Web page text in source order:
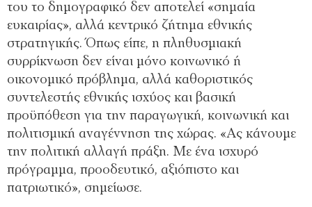
του το δημογραφικό δεν αποτελεί «σημαία
ευκαιρίας», αλλά κεντρικό ζήτημα εθνικής
στρατηγικής. Όπως είπε, η πληθυσμιακή
συρρίκνωση δεν είναι μόνο κοινωνικό ή
οικονομικό πρόβλημα, αλλά καθοριστικός
συντελεστής εθνικής ισχύος και βασική
προϋπόθεση για την παραγωγική, κοινωνική και
πολιτισμική αναγέννηση της χώρας. «Ας κάνουμε
την πολιτική αλλαγή πράξη. Με ένα ισχυρό
πρόγραμμα, προοδευτικό, αξιόπιστο και
πατριωτικό», σημείωσε.